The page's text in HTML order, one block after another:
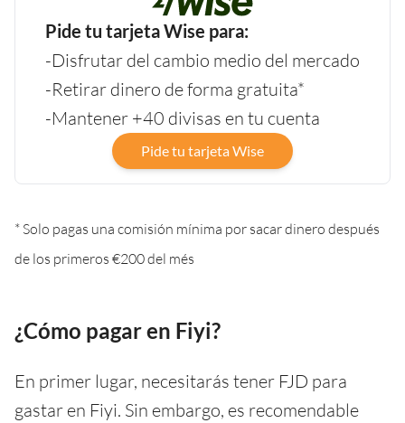
Pide tu tarjeta Wise para:
-Disfrutar del cambio medio del mercado
-Retirar dinero de forma gratuita*
-Mantener +40 divisas en tu cuenta
Pide tu tarjeta Wise
* Solo pagas una comisión mínima por sacar dinero después
de los primeros €200 del més
¿Cómo pagar en Fiyi?
En primer lugar, necesitarás tener FJD para
gastar en Fiyi. Sin embargo, es recomendable